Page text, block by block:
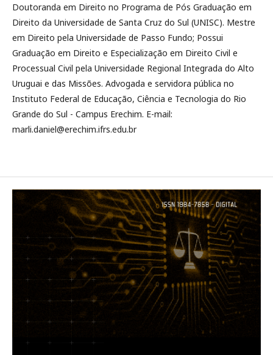
Doutoranda em Direito no Programa de Pós Graduação em
Direito da Universidade de Santa Cruz do Sul (UNISC). Mestre
em Direito pela Universidade de Passo Fundo; Possui
Graduação em Direito e Especialização em Direito Civil e
Processual Civil pela Universidade Regional Integrada do Alto
Uruguai e das Missões. Advogada e servidora pública no
Instituto Federal de Educação, Ciência e Tecnologia do Rio
Grande do Sul - Campus Erechim. E-mail:
marli.daniel@erechim.ifrs.edu.br